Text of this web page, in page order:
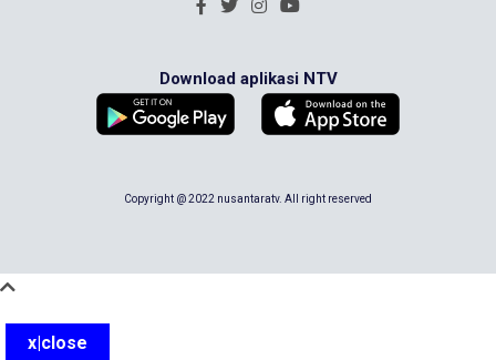
Download aplikasi NTV
Copyright @ 2022 nusantaratv. All right reserved
x|close